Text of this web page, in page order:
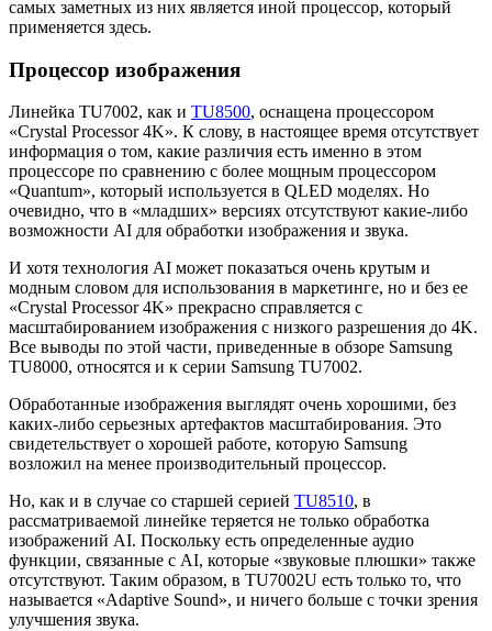
самых заметных из них является иной процессор, который
применяется здесь.
Процессор изображения
Линейка TU7002, как и TU8500, оснащена процессором
«Crystal Processor 4K». К слову, в настоящее время отсутствует
информация о том, какие различия есть именно в этом
процессоре по сравнению с более мощным процессором
«Quantum», который используется в QLED моделях. Но
очевидно, что в «младших» версиях отсутствуют какие-либо
возможности AI для обработки изображения и звука.
И хотя технология AI может показаться очень крутым и
модным словом для использования в маркетинге, но и без ее
«Crystal Processor 4K» прекрасно справляется с
масштабированием изображения с низкого разрешения до 4K.
Все выводы по этой части, приведенные в обзоре Samsung
TU8000, относятся и к серии Samsung TU7002.
Обработанные изображения выглядят очень хорошими, без
каких-либо серьезных артефактов масштабирования. Это
свидетельствует о хорошей работе, которую Samsung
возложил на менее производительный процессор.
Но, как и в случае со старшей серией TU8510, в
рассматриваемой линейке теряется не только обработка
изображений AI. Поскольку есть определенные аудио
функции, связанные с AI, которые «звуковые плюшки» также
отсутствуют. Таким образом, в TU7002U есть только то, что
называется «Adaptive Sound», и ничего больше с точки зрения
улучшения звука.